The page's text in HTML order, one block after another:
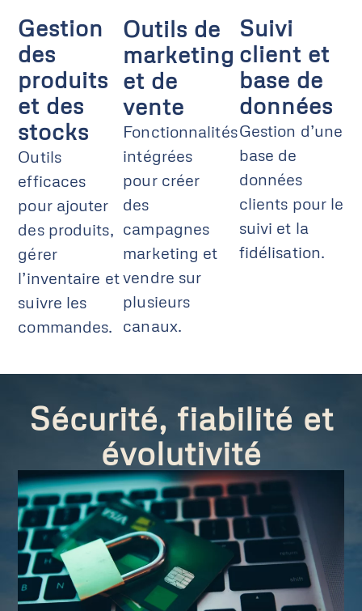
Gestion
des
produits
et des
stocks
Outils
efficaces
pour ajouter
des produits,
gérer
l’inventaire et
suivre les
commandes.
Outils de
marketing
et de
vente
Fonctionnalités
intégrées
pour créer
des
campagnes
marketing et
vendre sur
plusieurs
canaux.
Suivi
client et
base de
données
Gestion d’une
base de
données
clients pour le
suivi et la
fidélisation.
Sécurité, fiabilité et
évolutivité